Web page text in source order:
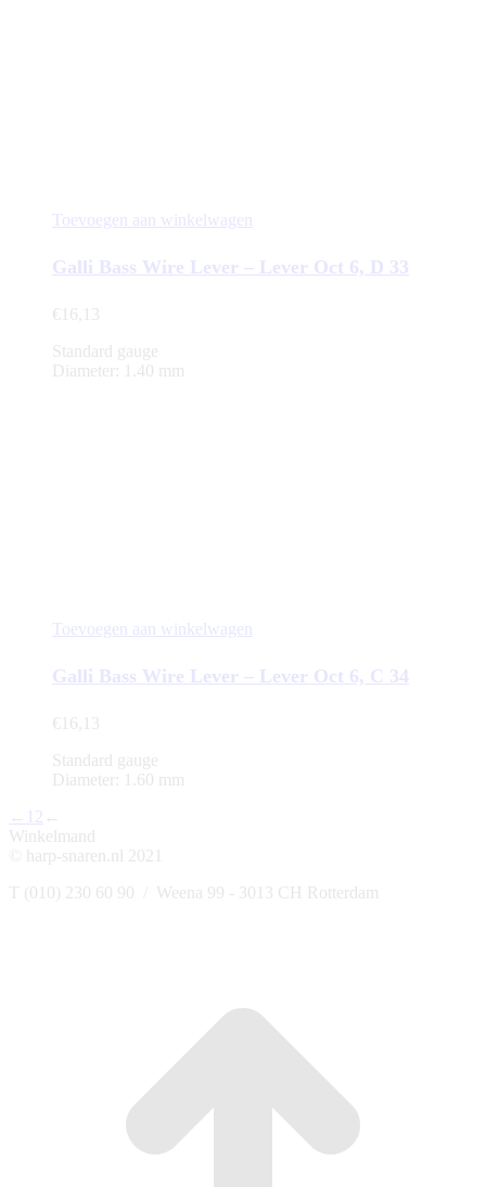
Toevoegen aan winkelwagen
Galli Bass Wire Lever – Lever Oct 6, D 33
€
16,13
Standard gauge
Diameter: 1.40 mm
Toevoegen aan winkelwagen
Galli Bass Wire Lever – Lever Oct 6, C 34
€
16,13
Standard gauge
Diameter: 1.60 mm
←
←
Winkelmand
© harp-snaren.nl 2021
T (010) 230 60 90 / Weena 99 - 3013 CH Rotterdam